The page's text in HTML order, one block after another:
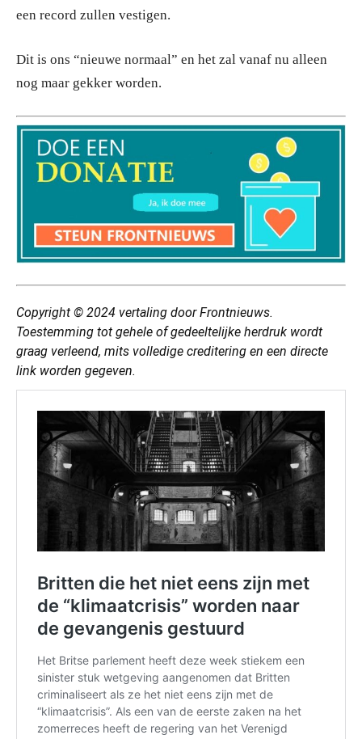
een record zullen vestigen.
Dit is ons “nieuwe normaal” en het zal vanaf nu alleen
nog maar gekker worden.
Copyright © 2024 vertaling door Frontnieuws.
Toestemming tot gehele of gedeeltelijke herdruk wordt
graag verleend, mits volledige creditering en een directe
link worden gegeven.